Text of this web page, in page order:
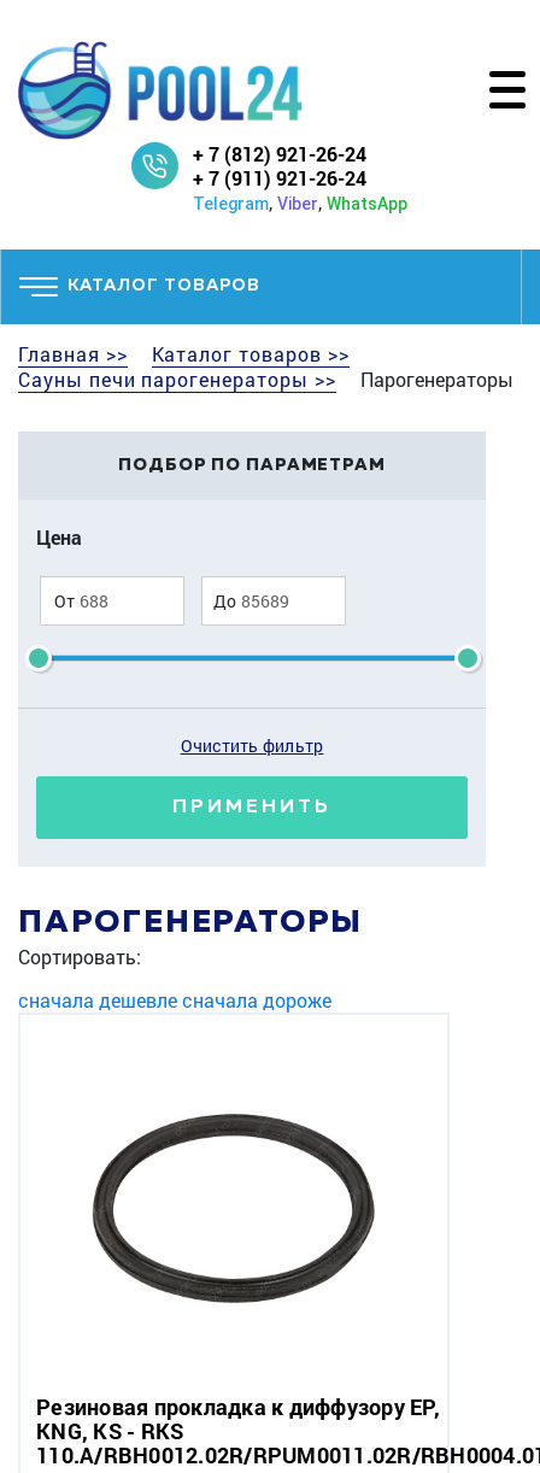
+ 7 (812) 921-26-24
+ 7 (911) 921-26-24
Telegram, Viber, WhatsApp
КАТАЛОГ ТОВАРОВ
Главная >>
Каталог товаров >>
Сауны печи парогенераторы >>
Парогенераторы
ПОДБОР ПО ПАРАМЕТРАМ
Цена
От До
Очистить фильтр
ПРИМЕНИТЬ
ПАРОГЕНЕРАТОРЫ
Сортировать:
сначала дешевлесначала дороже
Резиновая прокладка к диффузору EP,
KNG, KS - RKS
110.A/RBH0012.02R/RPUM0011.02R/